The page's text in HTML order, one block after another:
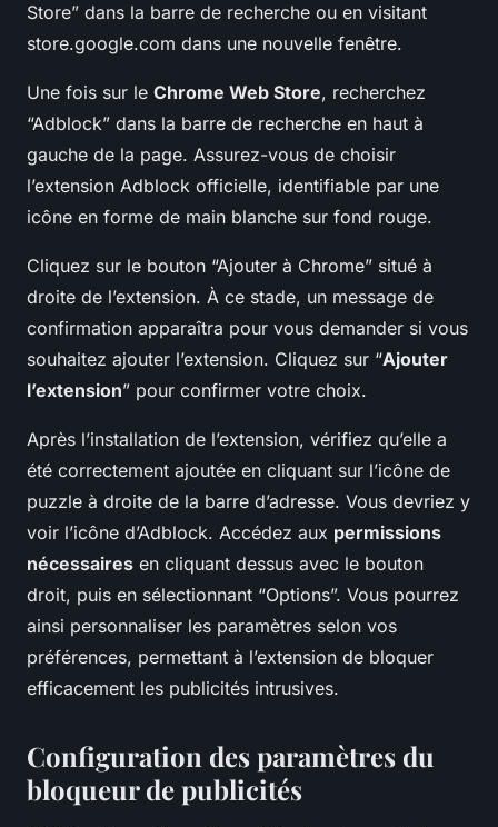
Store” dans la barre de recherche ou en visitant
store.google.com dans une nouvelle fenêtre.
Une fois sur le Chrome Web Store, recherchez
“Adblock” dans la barre de recherche en haut à
gauche de la page. Assurez-vous de choisir
l’extension Adblock officielle, identifiable par une
icône en forme de main blanche sur fond rouge.
Cliquez sur le bouton “Ajouter à Chrome” situé à
droite de l’extension. À ce stade, un message de
confirmation apparaîtra pour vous demander si vous
souhaitez ajouter l’extension. Cliquez sur “Ajouter
l’extension” pour confirmer votre choix.
Après l’installation de l’extension, vérifiez qu’elle a
été correctement ajoutée en cliquant sur l’icône de
puzzle à droite de la barre d’adresse. Vous devriez y
voir l’icône d’Adblock. Accédez aux permissions
nécessaires en cliquant dessus avec le bouton
droit, puis en sélectionnant “Options”. Vous pourrez
ainsi personnaliser les paramètres selon vos
préférences, permettant à l’extension de bloquer
efficacement les publicités intrusives.
Configuration des paramètres du
bloqueur de publicités